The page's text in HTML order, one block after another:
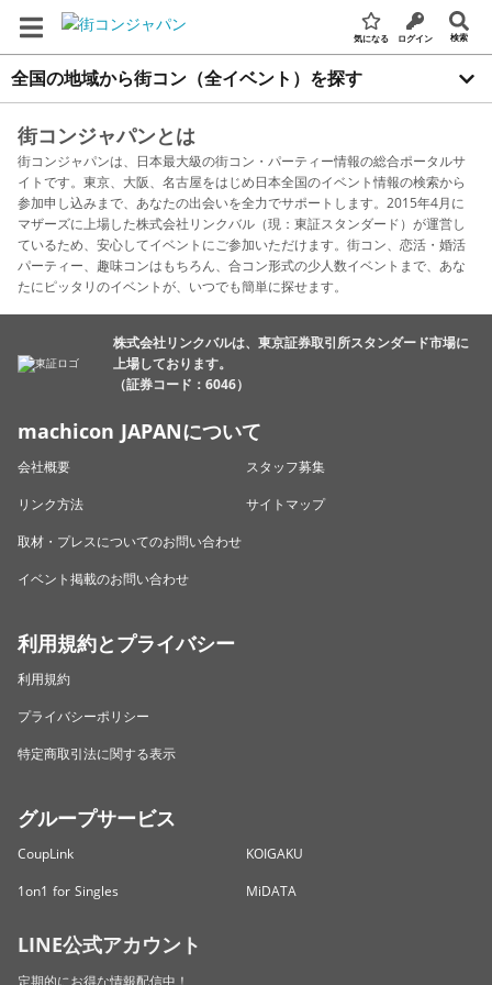
気になる ログイン 検索
全国の地域から街コン（全イベント）を探す
街コンジャパンとは
街コンジャパンは、日本最大級の街コン・パーティー情報の総合ポータルサ
イトです。東京、大阪、名古屋をはじめ日本全国のイベント情報の検索から
参加申し込みまで、あなたの出会いを全力でサポートします。2015年4月に
マザーズに上場した株式会社リンクバル（現：東証スタンダード）が運営し
ているため、安心してイベントにご参加いただけます。街コン、恋活・婚活
パーティー、趣味コンはもちろん、合コン形式の少人数イベントまで、あな
たにピッタリのイベントが、いつでも簡単に探せます。
株式会社リンクバルは、東京証券取引所スタンダード市場に
上場しております。
（証券コード：6046）
machicon JAPANについて
会社概要
スタッフ募集
リンク方法
サイトマップ
取材・プレスについてのお問い合わせ
イベント掲載のお問い合わせ
利用規約とプライバシー
利用規約
プライバシーポリシー
特定商取引法に関する表示
グループサービス
CoupLink
KOIGAKU
1on1 for Singles
MiDATA
LINE公式アカウント
定期的にお得な情報配信中！